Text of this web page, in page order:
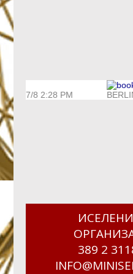
ВО
8 2:28 PM
389 2